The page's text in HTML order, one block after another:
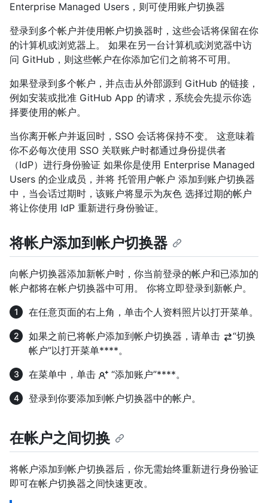
Enterprise Managed Users，则可使用账户切换器
登录到多个帐户并使用帐户切换器时，这些会话将保留在你
的计算机或浏览器上。 如果在另一台计算机或浏览器中访
问 GitHub，则这些帐户在你添加它们之前将不可用。
如果登录到多个帐户，并点击从外部源到 GitHub 的链接，
例如安装或批准 GitHub App 的请求，系统会先提示你选
择要使用的帐户。
当你离开帐户并返回时，SSO 会话将保持不变。 这意味着
你不必每次使用 SSO 关联账户时都通过身份提供者
（IdP）进行身份验证 如果你是使用 Enterprise Managed
Users 的企业成员，并将 托管用户帐户 添加到账户切换器
中，当会话过期时，该账户将显示为灰色 选择过期的帐户
将让你使用 IdP 重新进行身份验证。
将帐户添加到帐户切换器
向帐户切换器添加新帐户时，你当前登录的帐户和已添加的
帐户都将在帐户切换器中可用。 你将立即登录到新帐户。
在任意页面的右上角，单击个人资料照片以打开菜单。
如果之前已将帐户添加到帐户切换器，请单击
“切换
帐户”以打开菜单****。
在菜单中，单击
“添加账户”****。
登录到你要添加到帐户切换器中的帐户。
在帐户之间切换
将帐户添加到帐户切换器后，你无需始终重新进行身份验证
即可在帐户切换器之间快速更改。